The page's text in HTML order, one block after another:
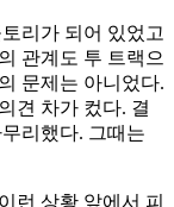
리가 되어 있었고
관계도 투 트랙으
문제는 아니었다.
견 차가 컸다. 결
리했다. 그때는
런 상황 앞에서 피